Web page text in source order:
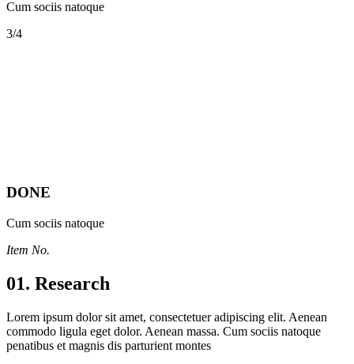
Cum sociis natoque
3/4
DONE
Cum sociis natoque
Item No.
01. Research
Lorem ipsum dolor sit amet, consectetuer adipiscing elit. Aenean
commodo ligula eget dolor. Aenean massa. Cum sociis natoque
penatibus et magnis dis parturient montes